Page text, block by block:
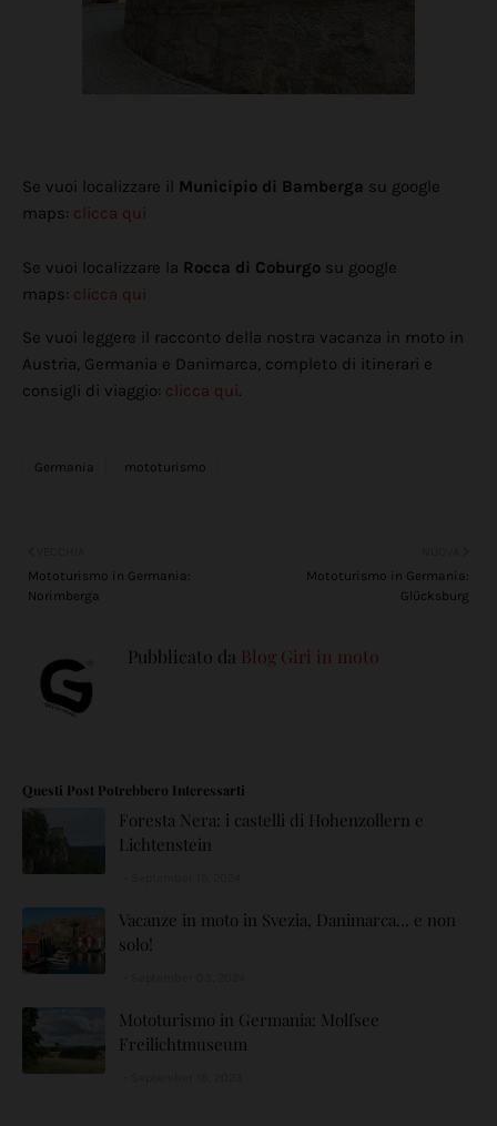
Se vuoi localizzare il Municipio di Bamberga su google
maps: clicca qui
Se vuoi localizzare la Rocca di Coburgo su google
maps: clicca qui
Se vuoi leggere il racconto della nostra vacanza in moto in
Austria, Germania e Danimarca, completo di itinerari e
consigli di viaggio: clicca qui.
Germania mototurismo
Mototurismo in Germania:
Glücksburg
Mototurismo in Germania:
Norimberga
Pubblicato da Blog Giri in moto
Questi Post Potrebbero Interessarti
Foresta Nera: i castelli di Hohenzollern e
Lichtenstein
Vacanze in moto in Svezia, Danimarca... e non
solo!
Mototurismo in Germania: Molfsee
Freilichtmuseum